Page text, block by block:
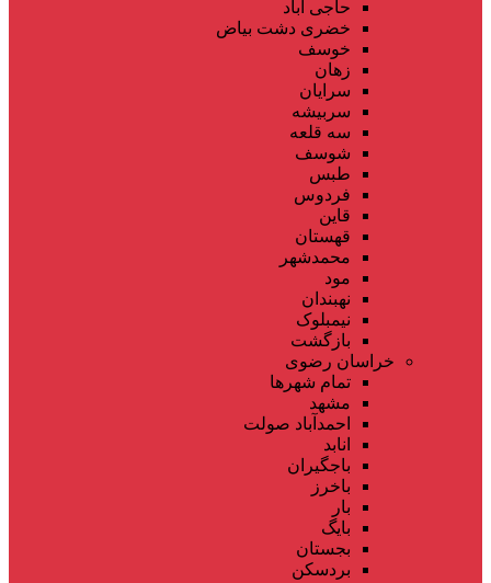
حاجی آباد
خضری دشت بیاض
خوسف
زهان
سرایان
سربیشه
سه قلعه
شوسف
طبس
فردوس
قاین
قهستان
محمدشهر
مود
نهبندان
نیمبلوک
بازگشت
خراسان رضوی
تمام شهر‌ها
مشهد
احمدآباد صولت
انابد
باجگیران
باخرز
بار
بایگ
بجستان
بردسکن